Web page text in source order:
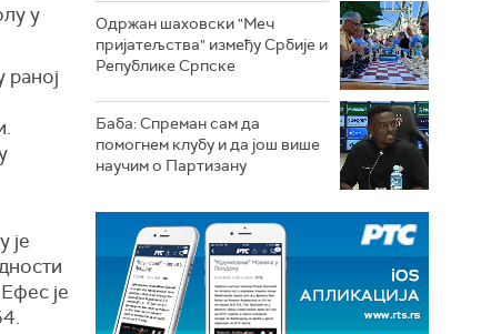
у
раној
је
је
Одржан шаховски "Меч
пријатељства" између Србије и
Републике Српске
Баба: Спреман сам да
помогнем клубу и да још више
научим о Партизану